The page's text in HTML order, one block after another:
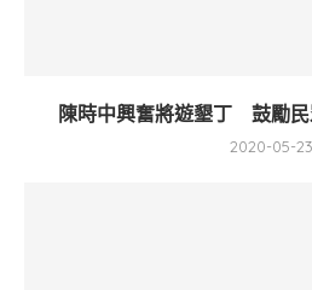
陳時中興奮將遊墾丁 鼓勵
2020-05-23